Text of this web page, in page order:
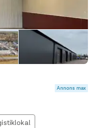
Annons max